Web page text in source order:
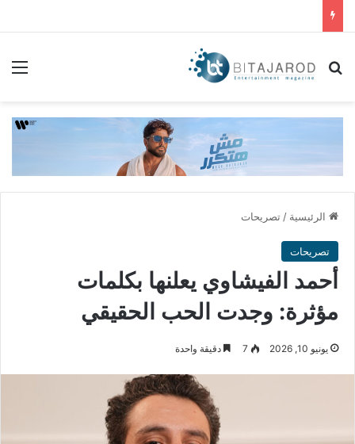
بحث عن
الرئيسية / تصريحات
تصريحات
أحمد الفيشاوي يعلنها بكلمات
مؤثرة: وجدت الحب الحقيقي
يونيو 10, 2026 7 دقيقة واحدة